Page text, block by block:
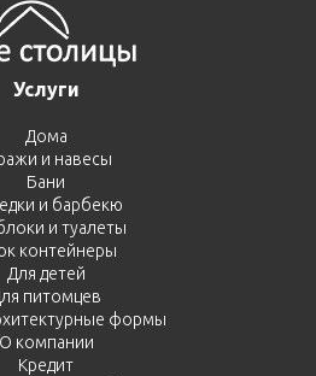
Услуги
Дома
и навесы
Бани
и барбекю
и туалеты
контейнеры
Для детей
питомцев
формы
О компании
Кредит